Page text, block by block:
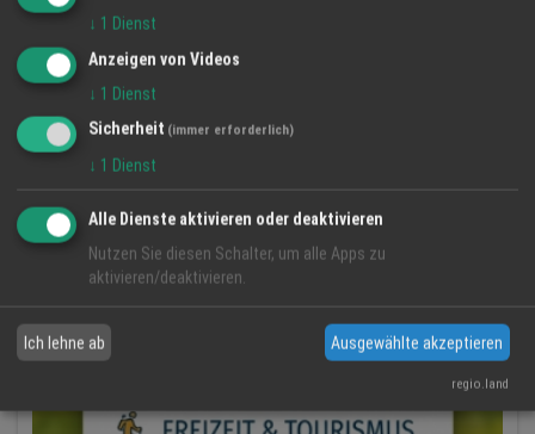
↓ 1 Dienst
Anzeigen von Videos
↓ 1 Dienst
Sicherheit (immer erforderlich)
↓ 1 Dienst
Alle Dienste aktivieren oder deaktivieren
Nutzen Sie diesen Schalter, um alle Apps zu
aktivieren/deaktivieren.
Ich lehne ab Ausgewählte akzeptieren
regio.land